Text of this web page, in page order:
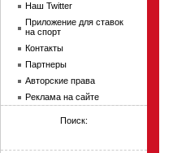
Наш Twitter
Приложение для ставок
на спорт
Контакты
Партнеры
Авторские права
Реклама на сайте
Поиск: